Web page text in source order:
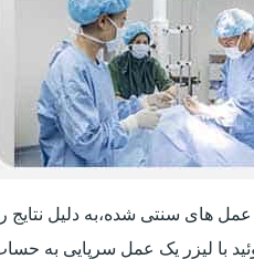
عمل های سنتی شده،به دلیل
با لیزر یک عمل سرپایی به